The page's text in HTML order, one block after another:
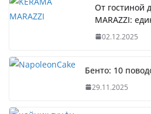
От гостиной
MARAZZI:
02.12.2025
Бенто: 10
29.11.2025